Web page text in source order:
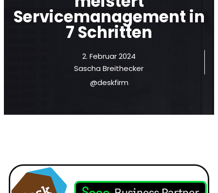
Servicemanagement in
7 Schritten
2. Februar 2024
Sascha Breithecker
@deskfirm